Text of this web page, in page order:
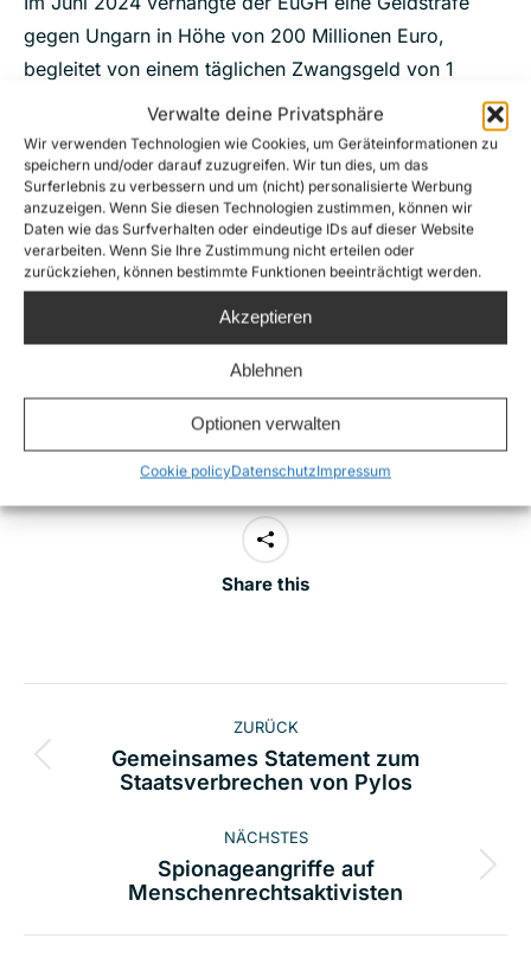
Verwalte deine Privatsphäre
Wir verwenden Technologien wie Cookies, um Geräteinformationen zu
speichern und/oder darauf zuzugreifen. Wir tun dies, um das
Surferlebnis zu verbessern und um (nicht) personalisierte Werbung
anzuzeigen. Wenn Sie diesen Technologien zustimmen, können wir
Daten wie das Surfverhalten oder eindeutige IDs auf dieser Website
verarbeiten. Wenn Sie Ihre Zustimmung nicht erteilen oder
zurückziehen, können bestimmte Funktionen beeinträchtigt werden.
Akzeptieren
Ablehnen
Optionen verwalten
Cookie policyDatenschutzImpressum
gegen Ungarn in Höhe von 200 Millionen Euro,
begleitet von einem täglichen Zwangsgeld von 1
Million Euro, um den Druck auf Ungarn zu erhöhen
und seine Gesetzgebung zu ändern.
In weiteren wichtigen Entscheidungen in Bezug auf
den Schengener Grenzkodex hatte der Europäische
Gerichtshof betont, dass eine vorübergehende
Wiedereinführung von Grenzkontrollen ein letztes
Mittel seien und nur in Ausnahmefällen und zeitlich
begrenzt eingesetzt werden dürfen (EuGH, NW gegen
Landespolizeidirektion Steiermark und
Bezirkshauptmannschaft Leibnitz, C-368/20, 26. April
2022).
Share this
ZURÜCK
Vorheriger
Gemeinsames Statement zum
Staatsverbrechen von Pylos
NÄCHSTES
Nächster
Spionageangriffe auf
Menschenrechtsaktivisten